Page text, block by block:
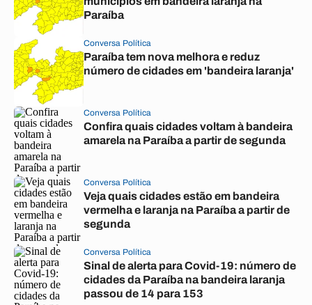
Paraíba
Conversa Política
Paraíba tem nova melhora e reduz
número de cidades em 'bandeira laranja'
Conversa Política
Confira quais cidades voltam à bandeira
amarela na Paraíba a partir de segunda
Conversa Política
Veja quais cidades estão em bandeira
vermelha e laranja na Paraíba a partir de
segunda
Conversa Política
Sinal de alerta para Covid-19: número de
cidades da Paraíba na bandeira laranja
passou de 14 para 153